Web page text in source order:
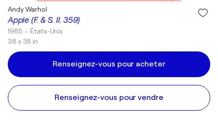
Apple (F. & S. II. 359)
Andy Warhol
1985 • États-Unis
38 x 38 in
Renseignez-vous pour acheter
Renseignez-vous pour vendre